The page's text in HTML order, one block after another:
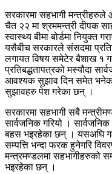
सरकारमा सहभागी मन्त्रीहरुले
चैत २२ मा श्रममन्त्री दीपक
स्वास्थ्य बीमा बोर्डमा नियुक्त
यसैबीच सरकारले संसदमा
लगायत विषय समेटेर बैशाख १
प्रतिबद्धतापत्रको मस्यौदा
आवश्यक सुझाव दिन समेत
सुझावहरु पेश गरेका छन् ।
सरकारमा सहभागी सबै
सार्वजनिक गरियो ।
बहस भइरहेका छन् । यसअघि
सम्पत्ति भन्दा फरक हुनेगरि
मन्त्रमण्डलमा सहभागीहरुको
भइरहेका छन् ।